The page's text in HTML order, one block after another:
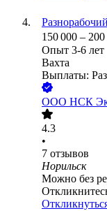
150 000 – 200
Опыт 3-6 лет
Вахта
Выплаты:
ООО НСК
4.3
•
7 отзывов
Норильск
Можно без